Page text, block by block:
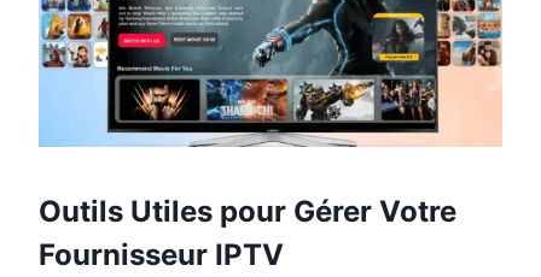
Outils Utiles pour Gérer Votre
Fournisseur IPTV